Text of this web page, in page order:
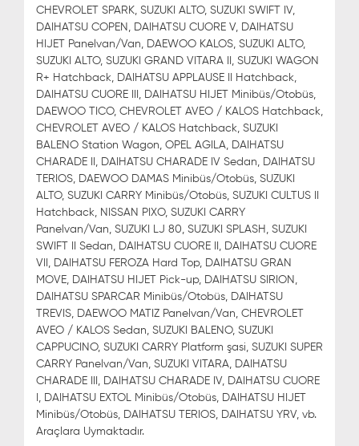
CHEVROLET SPARK, SUZUKI ALTO, SUZUKI SWIFT IV,
DAIHATSU COPEN, DAIHATSU CUORE V, DAIHATSU
HIJET Panelvan/Van, DAEWOO KALOS, SUZUKI ALTO,
SUZUKI ALTO, SUZUKI GRAND VITARA II, SUZUKI WAGON
R+ Hatchback, DAIHATSU APPLAUSE II Hatchback,
DAIHATSU CUORE III, DAIHATSU HIJET Minibüs/Otobüs,
DAEWOO TICO, CHEVROLET AVEO / KALOS Hatchback,
CHEVROLET AVEO / KALOS Hatchback, SUZUKI
BALENO Station Wagon, OPEL AGILA, DAIHATSU
CHARADE II, DAIHATSU CHARADE IV Sedan, DAIHATSU
TERIOS, DAEWOO DAMAS Minibüs/Otobüs, SUZUKI
ALTO, SUZUKI CARRY Minibüs/Otobüs, SUZUKI CULTUS II
Hatchback, NISSAN PIXO, SUZUKI CARRY
Panelvan/Van, SUZUKI LJ 80, SUZUKI SPLASH, SUZUKI
SWIFT II Sedan, DAIHATSU CUORE II, DAIHATSU CUORE
VII, DAIHATSU FEROZA Hard Top, DAIHATSU GRAN
MOVE, DAIHATSU HIJET Pick-up, DAIHATSU SIRION,
DAIHATSU SPARCAR Minibüs/Otobüs, DAIHATSU
TREVIS, DAEWOO MATIZ Panelvan/Van, CHEVROLET
AVEO / KALOS Sedan, SUZUKI BALENO, SUZUKI
CAPPUCINO, SUZUKI CARRY Platform şasi, SUZUKI SUPER
CARRY Panelvan/Van, SUZUKI VITARA, DAIHATSU
CHARADE III, DAIHATSU CHARADE IV, DAIHATSU CUORE
I, DAIHATSU EXTOL Minibüs/Otobüs, DAIHATSU HIJET
Minibüs/Otobüs, DAIHATSU TERIOS, DAIHATSU YRV, vb.
Araçlara Uymaktadır.